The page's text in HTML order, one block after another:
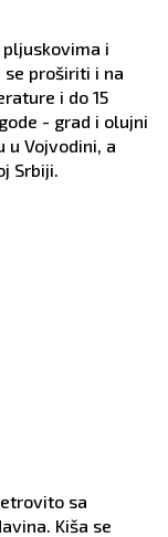
i
se proširiti i na
i do 15
- grad i olujni
u Vojvodini, a
Srbiji.
sa
Kiša se